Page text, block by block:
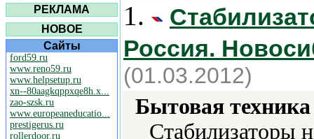
РЕКЛАМА
НОВОЕ
Сайты
ford59.ru
www.reno59.ru
www.helpsetup.ru
xn--80aagkqppxqe8h.x...
zao-szsk.ru
www.europeaneducatio...
prestigerus.ru
rollerdoor.ru
1.
Россия.
(01.03.2012)
Бытовая
Стабилизаторы